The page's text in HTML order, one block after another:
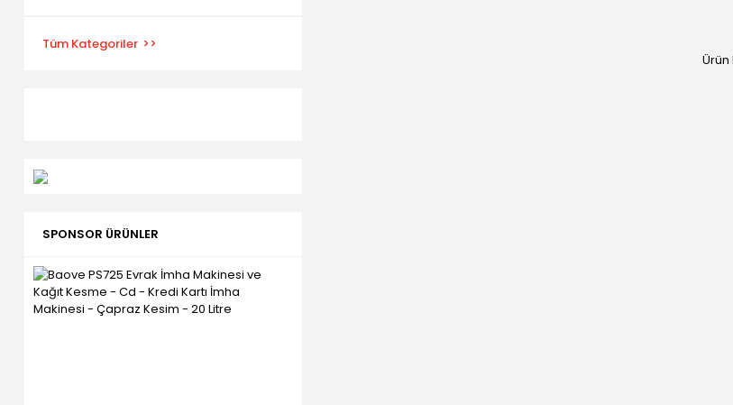
Tüm Kategoriler
SPONSOR ÜRÜNLER
Ürün